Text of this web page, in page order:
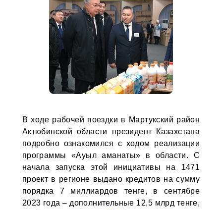
В ходе рабочей поездки в Мартукский район
Актюбинской области президент Казахстана
подробно ознакомился с ходом реализации
программы «Ауыл аманаты» в области. С
начала запуска этой инициативы на 1471
проект в регионе выдано кредитов на сумму
порядка 7 миллиардов тенге, в сентябре
2023 года – дополнительные 12,5 млрд тенге,